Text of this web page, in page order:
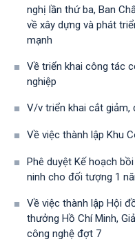
nghị lần thứ ba, Ban
về xây dựng và phát
mạnh
Về triển khai công tác
nghiệp
V/v triển khai cắt giảm,
Về việc thành lập Khu
Phê duyệt Kế hoạch
ninh cho đối tượng 1
Về việc thành lập Hội
thưởng Hồ Chí Minh,
công nghệ đợt 7